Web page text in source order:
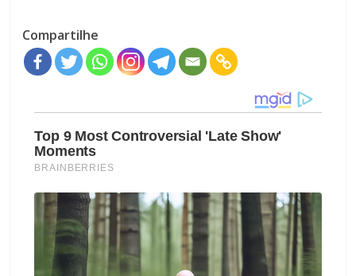
Compartilhe